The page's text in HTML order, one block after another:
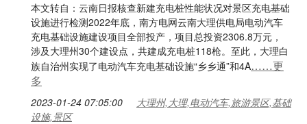
本文转自：云南日报核查新建充电桩性能状况对景区充电基础
设施进行检测2022年底，南方电网云南大理供电局电动汽车
充电基础设施建设项目全部投产，项目总投资2306.8万元，
涉及大理州30个建设点，共建成充电桩118枪。至此，大理白
族自治州实现了电动汽车充电基础设施“乡乡通”和4A……更
多
2023-01-24 07:05:00
大理州,大理,电动汽车,旅游景区,基础
设施,景区